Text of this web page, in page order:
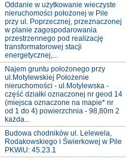
Oddanie w użytkowanie wieczyste
nieruchomości położonej w Pile
przy ul. Poprzecznej, przeznaczonej
w planie zagospodarowania
przestrzennego pod realizację
transformatorowej stacji
energetycznej,...
Najem gruntu położonego przy
ul.Motylewskiej Położenie
nieruchomości - ul.Motylewska -
część działki oznaczonej nr geod 14
(miejsca oznaczone na mapie* nr
od 1 do 4) powierzchnia - 98,80m 2
każda...
Budowa chodników ul. Lelewela,
Rodakowskiego i Świerkowej w Pile
PKWiU: 45.23.1